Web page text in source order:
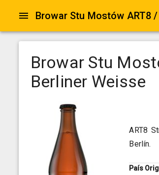
Browar Stu
Berliner Weisse
ART8
Berlín.
País